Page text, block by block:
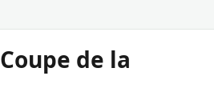
Coupe de la